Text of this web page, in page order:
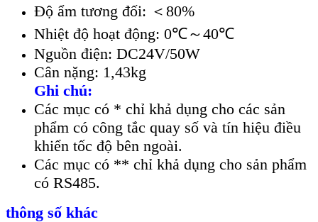
Độ ẩm tương đối: ＜80%
Nhiệt độ hoạt động: 0℃～40℃
Nguồn điện: DC24V/50W
Cân nặng: 1,43kg
Ghi chú:
Các mục có * chỉ khả dụng cho các sản
phẩm có công tắc quay số và tín hiệu điều
khiển tốc độ bên ngoài.
Các mục có ** chỉ khả dụng cho sản phẩm
có RS485.
thông số khác